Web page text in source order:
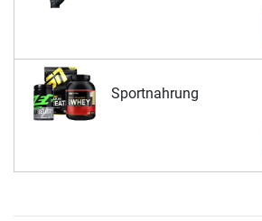
Sportnahrung